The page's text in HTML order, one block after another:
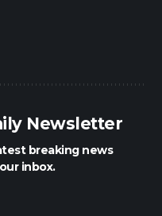
Newsletter
breaking news
inbox.